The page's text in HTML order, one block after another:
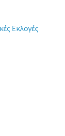
Εκλογές